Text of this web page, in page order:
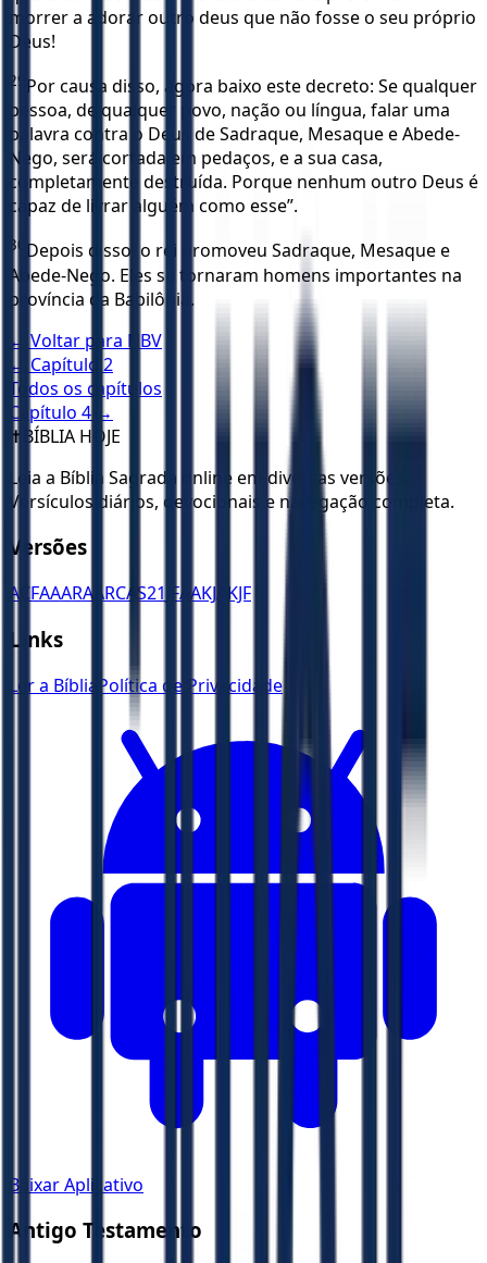
morrer a adorar outro deus que não fosse o seu próprio
Deus!
29 Por causa disso, agora baixo este decreto: Se qualquer
pessoa, de qualquer povo, nação ou língua, falar uma
palavra contra o Deus de Sadraque, Mesaque e Abede-
Nego, será cortada em pedaços, e a sua casa,
completamente destruída. Porque nenhum outro Deus é
capaz de livrar alguém como esse”.
30 Depois disso, o rei promoveu Sadraque, Mesaque e
Abede-Nego. Eles se tornaram homens importantes na
província da Babilônia.
← Voltar para NBV
← Capítulo 2
Todos os capítulos
Capítulo 4 →
✝️ BÍBLIA HOJE
Leia a Bíblia Sagrada online em diversas versões.
Versículos diários, devocionais e navegação completa.
Versões
ACFAAARA ARCAS21 JFAAKJA KJF
Links
Ler a Bíblia Política de Privacidade
Baixar Aplicativo
Antigo Testamento